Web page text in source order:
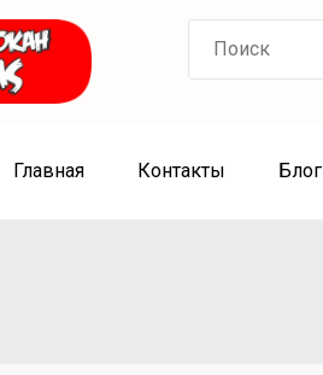
for:
Главная Контакты Блог